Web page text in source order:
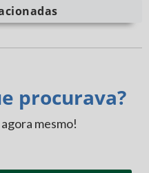
procurava?
mesmo!